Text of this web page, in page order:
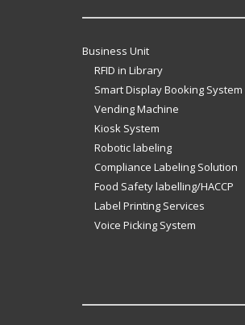
Business Unit
RFID in Library
Smart Display Booking System
Vending Machine
Kiosk System
Robotic labeling
Compliance Labeling Solution
Food Safety labelling/HACCP
Label Printing Services
Voice Picking System